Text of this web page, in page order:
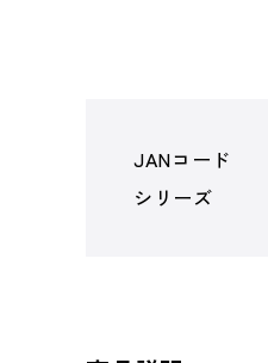
JANコード
シリーズ